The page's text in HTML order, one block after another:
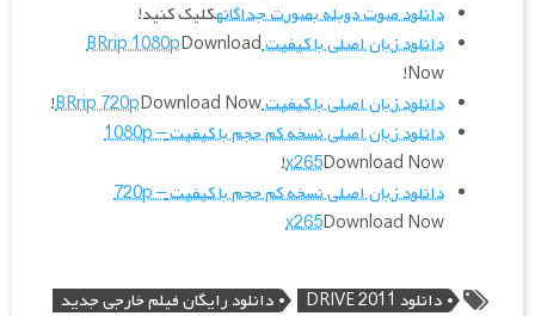
دانلود صوت دوبله بصورت جداگانهکلیک کنید!
دانلود زبان اصلی با کیفیت BRrip 1080pDownload
Now!
دانلود زبان اصلی با کیفیت BRrip 720pDownload Now!
دانلود زبان اصلی نسخه کم حجم با کیفیت 1080p –
x265Download Now!
دانلود زبان اصلی نسخه کم حجم با کیفیت 720p –
x265Download Now
دانلود DRIVE 2011
دانلود رایگان فیلم خارجی جدید